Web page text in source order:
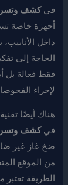
فيكشف
أجهزة خاصة
داخل
الحاجة إلى
فقط فعالة بل
لإجراء
هناك أيضًا
فيكشف
ضخ غاز غير
من الموقع
الطريقة